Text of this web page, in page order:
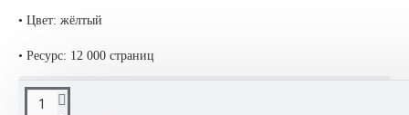
• Цвет: жёлтый
• Ресурс: 12 000 страниц
ОПИСАНИЕ